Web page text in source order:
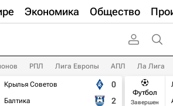
Экономика Общество
РПЛ Лига Европы АПЛ Ла Лига
Крылья Советов
Балтика
0
2
Футбол
Завершен